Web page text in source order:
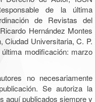
de la última
de Revistas del
Hernández Montes
Universitaria, C. P.
modificación: marzo
no necesariamente
Se autoriza la
aquí publicados siempre y